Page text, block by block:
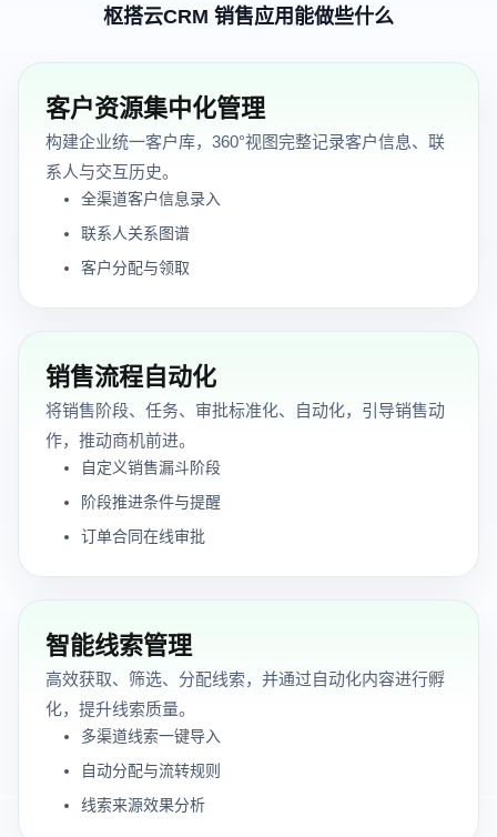
枢搭云CRM 销售应用能做些什么
客户资源集中化管理
构建企业统一客户库，360°视图完整记录客户信息、联
系人与交互历史。
全渠道客户信息录入
联系人关系图谱
客户分配与领取
销售流程自动化
将销售阶段、任务、审批标准化、自动化，引导销售动
作，推动商机前进。
自定义销售漏斗阶段
阶段推进条件与提醒
订单合同在线审批
智能线索管理
高效获取、筛选、分配线索，并通过自动化内容进行孵
化，提升线索质量。
多渠道线索一键导入
自动分配与流转规则
线索来源效果分析